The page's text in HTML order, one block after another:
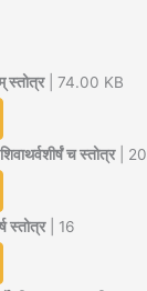
स्तोत्र| 74.00 KB
च स्तोत्र| 20
स्तोत्र| 16